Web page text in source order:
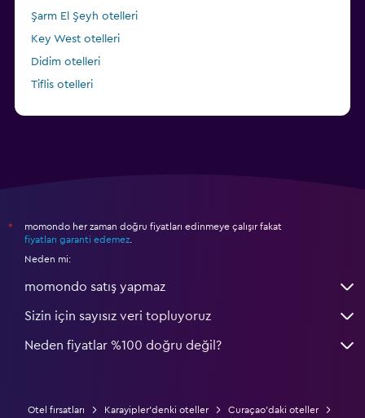
Şarm El Şeyh otelleri
Key West otelleri
Didim otelleri
Tiflis otelleri
*
momondo her zaman doğru fiyatları edinmeye çalışır fakat
fiyatları garanti edemez
Neden mi:
momondo satış yapmaz
Sizin için sayısız veri topluyoruz
Neden fiyatlar %100 doğru değil?
Otel fırsatları Karayipler'denki oteller
Curaçao'daki oteller